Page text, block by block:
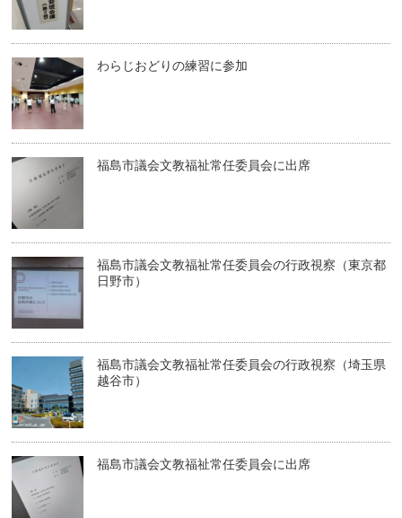
わらじおどりの練習に参加
福島市議会文教福祉常任委員会に出席
福島市議会文教福祉常任委員会の行政視察（東京都
日野市）
福島市議会文教福祉常任委員会の行政視察（埼玉県
越谷市）
福島市議会文教福祉常任委員会に出席